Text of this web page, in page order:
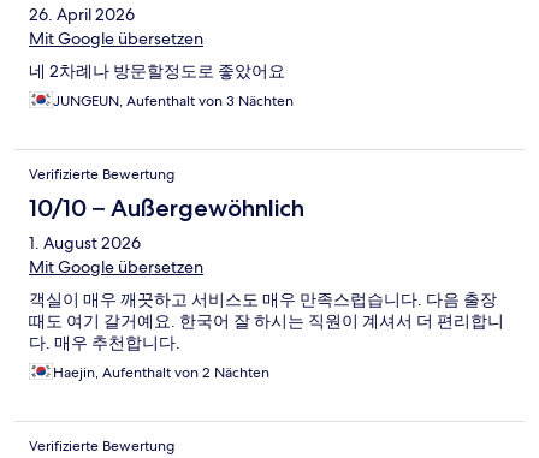
26. April 2026
Mit Google übersetzen
네 2차례나 방문할정도로 좋았어요
JUNGEUN, Aufenthalt von 3 Nächten
Verifizierte Bewertung
10/10 – Außergewöhnlich
1. August 2026
Mit Google übersetzen
객실이 매우 깨끗하고 서비스도 매우 만족스럽습니다. 다음 출장
때도 여기 갈거예요. 한국어 잘 하시는 직원이 계셔서 더 편리합니
다. 매우 추천합니다.
Haejin, Aufenthalt von 2 Nächten
Verifizierte Bewertung